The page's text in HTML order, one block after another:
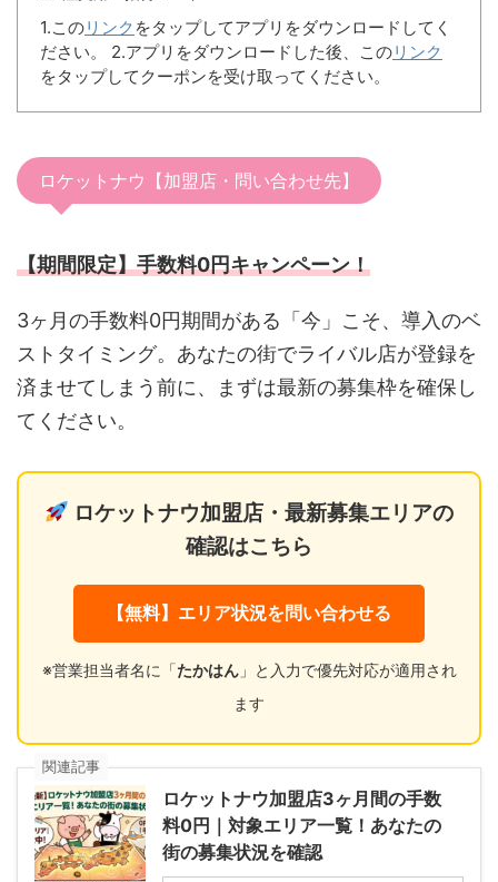
1.このリンク をタップしてアプリをダウンロードしてく
ださい。 2.アプリをダウンロードした後、このリンク
をタップしてクーポンを受け取ってください。
ロケットナウ【加盟店・問い合わせ先】
【期間限定】手数料0円キャンペーン！
3ヶ月の手数料0円期間がある「今」こそ、導入のベ
ストタイミング。あなたの街でライバル店が登録を
済ませてしまう前に、まずは最新の募集枠を確保し
てください。
ロケットナウ加盟店・最新募集エリアの
確認はこちら
【無料】エリア状況を問い合わせる
※営業担当者名に「たかはん」と入力で優先対応が適用され
ます
関連記事
ロケットナウ加盟店3ヶ月間の手数
料0円｜対象エリア一覧！あなたの
街の募集状況を確認